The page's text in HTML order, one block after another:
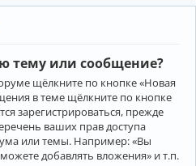
тему или сообщение?
щёлкните по кнопке «Новая
в теме щёлкните по кнопке
зарегистрироваться, прежде
ваших прав доступа
или темы. Например: «Вы
добавлять вложения» и т.п.